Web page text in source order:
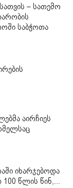
– სათემო
საბჭოთა
აირჩიეს
იხარჯებოდა
100 წლის წინ,...